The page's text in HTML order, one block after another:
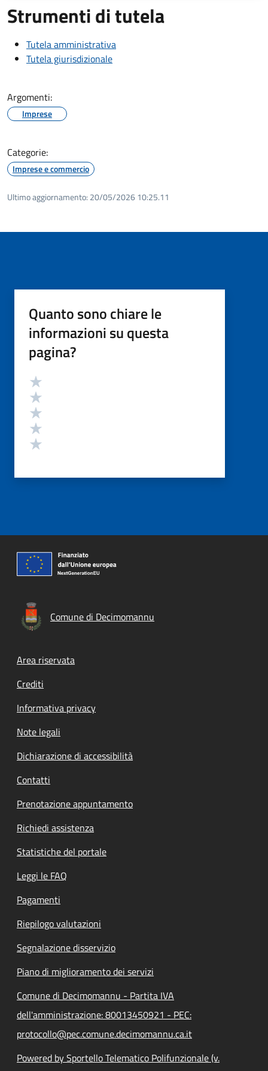
Strumenti di tutela
Tutela amministrativa
Tutela giurisdizionale
Argomenti:
Imprese
Categorie:
Imprese e commercio
Ultimo aggiornamento: 20/05/2026 10:25.11
Quanto sono chiare le
informazioni su questa
pagina?
Valutazione
Comune di Decimomannu
Footer menu
Area riservata
Crediti
Informativa privacy
Note legali
Dichiarazione di accessibilità
Contatti
Prenotazione appuntamento
Richiedi assistenza
Statistiche del portale
Leggi le FAQ
Pagamenti
Riepilogo valutazioni
Segnalazione disservizio
Piano di miglioramento dei servizi
Comune di Decimomannu - Partita IVA
dell'amministrazione: 80013450921 - PEC:
protocollo@pec.comune.decimomannu.ca.it
Powered by Sportello Telematico Polifunzionale (v.